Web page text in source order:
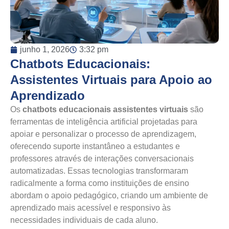
junho 1, 2026 3:32 pm
Chatbots Educacionais:
Assistentes Virtuais para Apoio ao
Aprendizado
Os chatbots educacionais assistentes virtuais são
ferramentas de inteligência artificial projetadas para
apoiar e personalizar o processo de aprendizagem,
oferecendo suporte instantâneo a estudantes e
professores através de interações conversacionais
automatizadas. Essas tecnologias transformaram
radicalmente a forma como instituições de ensino
abordam o apoio pedagógico, criando um ambiente de
aprendizado mais acessível e responsivo às
necessidades individuais de cada aluno.